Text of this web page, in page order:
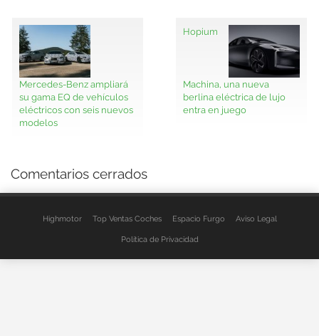
Mercedes-Benz ampliará
su gama EQ de vehículos
eléctricos con seis nuevos
modelos
Hopium
Machina, una nueva
berlina eléctrica de lujo
entra en juego
Comentarios cerrados
Highmotor Top Ventas Coches Espacio Furgo Aviso Legal
Política de Privacidad